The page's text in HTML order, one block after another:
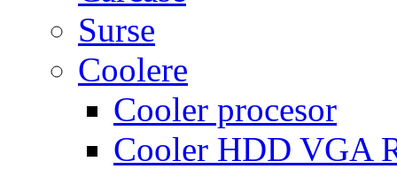
Surse
Coolere
Cooler procesor
Cooler HDD VGA